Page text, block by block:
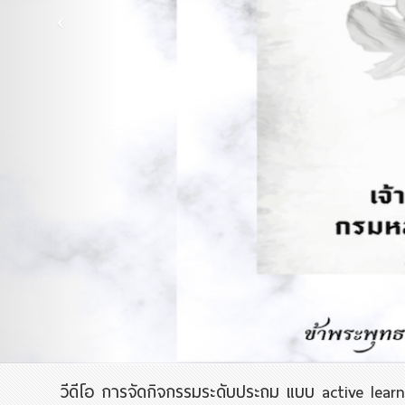
วีดีโอ การจัดกิจกรรมระดับประถม แบบ active